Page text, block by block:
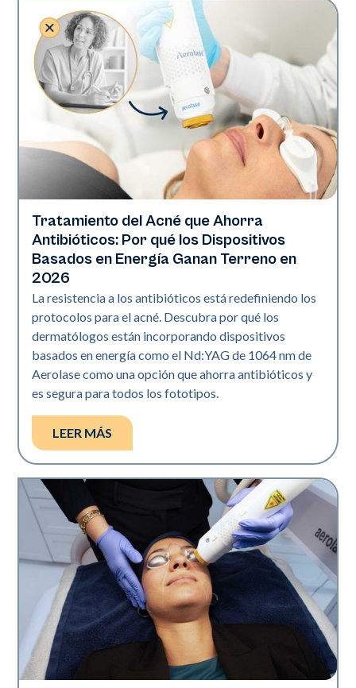
Salud de la piel
Tratamiento del Acné que Ahorra
Antibióticos: Por qué los Dispositivos
Basados en Energía Ganan Terreno en
2026
La resistencia a los antibióticos está redefiniendo los
protocolos para el acné. Descubra por qué los
dermatólogos están incorporando dispositivos
basados en energía como el Nd:YAG de 1064 nm de
Aerolase como una opción que ahorra antibióticos y
es segura para todos los fototipos.
LEER MÁS